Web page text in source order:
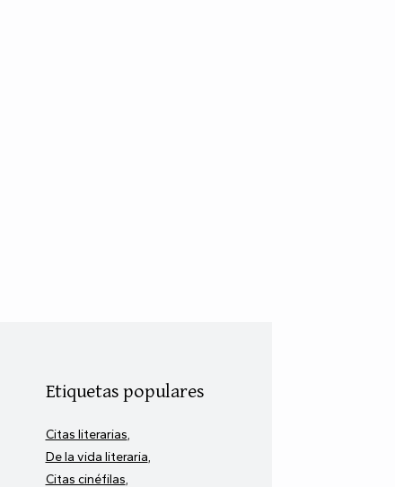
Etiquetas populares
Citas literarias
De la vida literaria
Citas cinéfilas